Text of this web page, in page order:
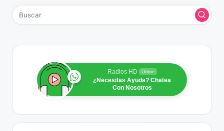
Radios HD Online
¿Necesitas Ayuda? Chatea
Con Nosotros